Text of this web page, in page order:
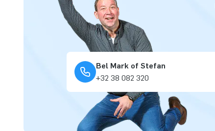
Bel Mark of Stefan
+32 38 082 320